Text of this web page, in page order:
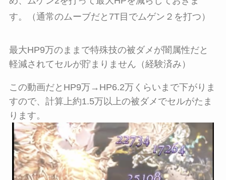
す。（通常のムーブだと7T目でムゲン２を打つ）
最大HP9万のままで特殊技の被ダメが闇属性だと
軽減されてセルが貯まりません（経験済み）
この動画だとHP9万→HP6.2万くらいまで下がりま
すので、計算上約1.5万以上の被ダメでセルがたま
ります。